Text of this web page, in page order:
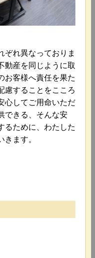
ぞれ異なっておりま
動産を同じように取
お客様へ責任を果た
慮することをこころ
心してご用命いただ
できる、そんな安
るために、わたした
ます。